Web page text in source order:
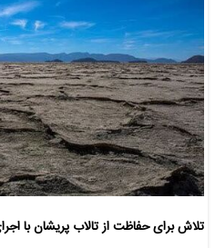
تلاش برای حفاظت از تالاب پریشان با